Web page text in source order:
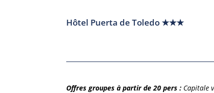
Hôtel Puerta de Toledo ★★★
Offres groupes à partir de 20 pers : Capitale